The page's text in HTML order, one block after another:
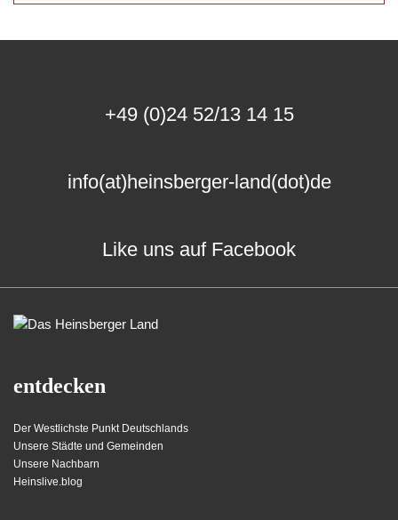
+49 (0)24 52/13 14 15
info(at)heinsberger-land(dot)de
Like uns auf Facebook
entdecken
Der Westlichste Punkt Deutschlands
Unsere Städte und Gemeinden
Unsere Nachbarn
Heinslive.blog